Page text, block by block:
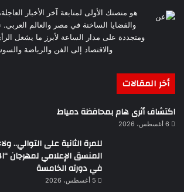
هو منصتك الأولى لمتابعة آخر الأخبار
والقضايا الساخنة في مصر والعالم
ومتجددة على مدار الساعة لأبرز ما يشغل
والاقتصاد إلى الفن والرياضة
أخر المقالات
اكتشاف أثرى هام بمحافظة دمياط
6 أغسطس، 2026
للمرة الثانية على التوالي..
المنسق الإعلامي لمهرجان
في دورته الخامسة
5 أغسطس، 2026